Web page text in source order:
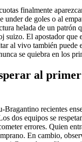
finalmente
under de goles o al
helada de un patrón
suizo. El apostador que
al vivo también puede
se quiebra en los
al
Bragantino recientes
dos equipos se
errores. Quien
En cambio,